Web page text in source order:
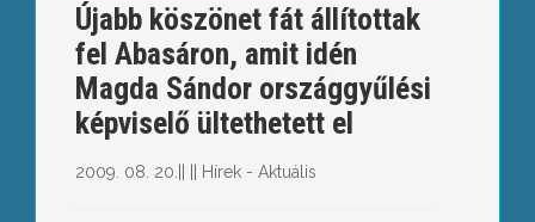
Újabb köszönet fát állítottak
fel Abasáron, amit idén
Magda Sándor országgyűlési
képviselő ültethetett el
2009. 08. 20. Hírek - Aktuális